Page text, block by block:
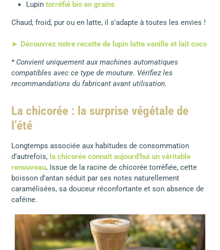
Lupin torréfié bio en grains
Chaud, froid, pur ou en latte, il s'adapte à toutes les envies !
► Découvrez notre recette de lupin latte vanille et lait coco
* Convient uniquement aux machines automatiques
compatibles avec ce type de mouture. Vérifiez les
recommandations du fabricant avant utilisation.
La chicorée : la surprise végétale de
l’été
Longtemps associée aux habitudes de consommation
d’autrefois, la chicorée connaît aujourd’hui un véritable
renouveau.Issue de la racine de chicorée torréfiée, cette
boisson d’antan séduit par ses notes naturellement
caramélisées, sa douceur réconfortante et son absence de
caféine.